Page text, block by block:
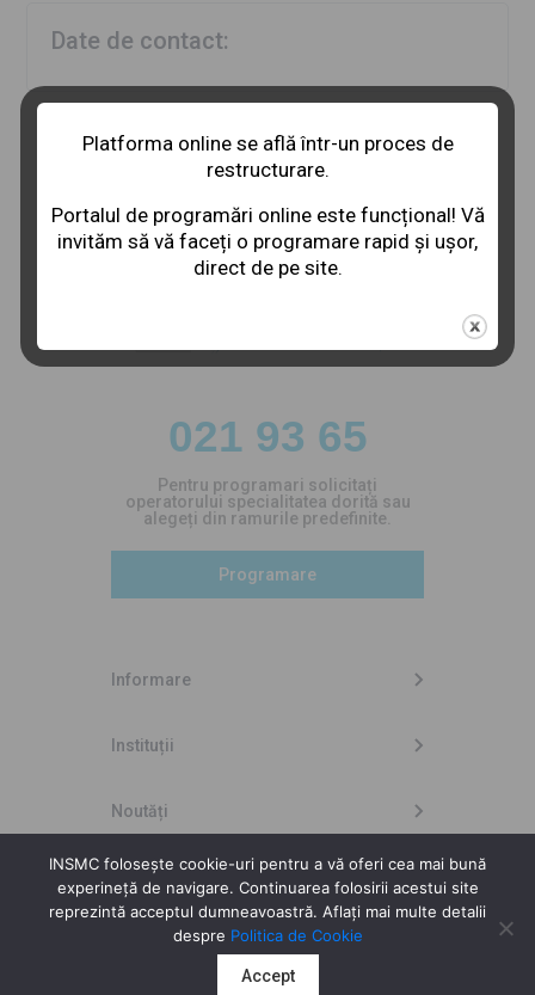
Date de contact:
021 93 65
Pentru programari solicitați
operatorului specialitatea dorită sau
alegeți din ramurile predefinite.
Programare
Informare
Instituții
Noutăți
Copyright © 2026 INSMC
Design byHigh Contrast
Neo Vision Technologies
INSMC folosește cookie-uri pentru a vă oferi cea mai bună
experineță de navigare. Continuarea folosirii acestui site
reprezintă acceptul dumneavoastră. Aflați mai multe detalii
despre Politica de Cookie
Accept
Platforma online se află într-un proces de
restructurare.
Portalul de programări online este funcțional! Vă
invităm să vă faceți o programare rapid și ușor,
direct de pe site.